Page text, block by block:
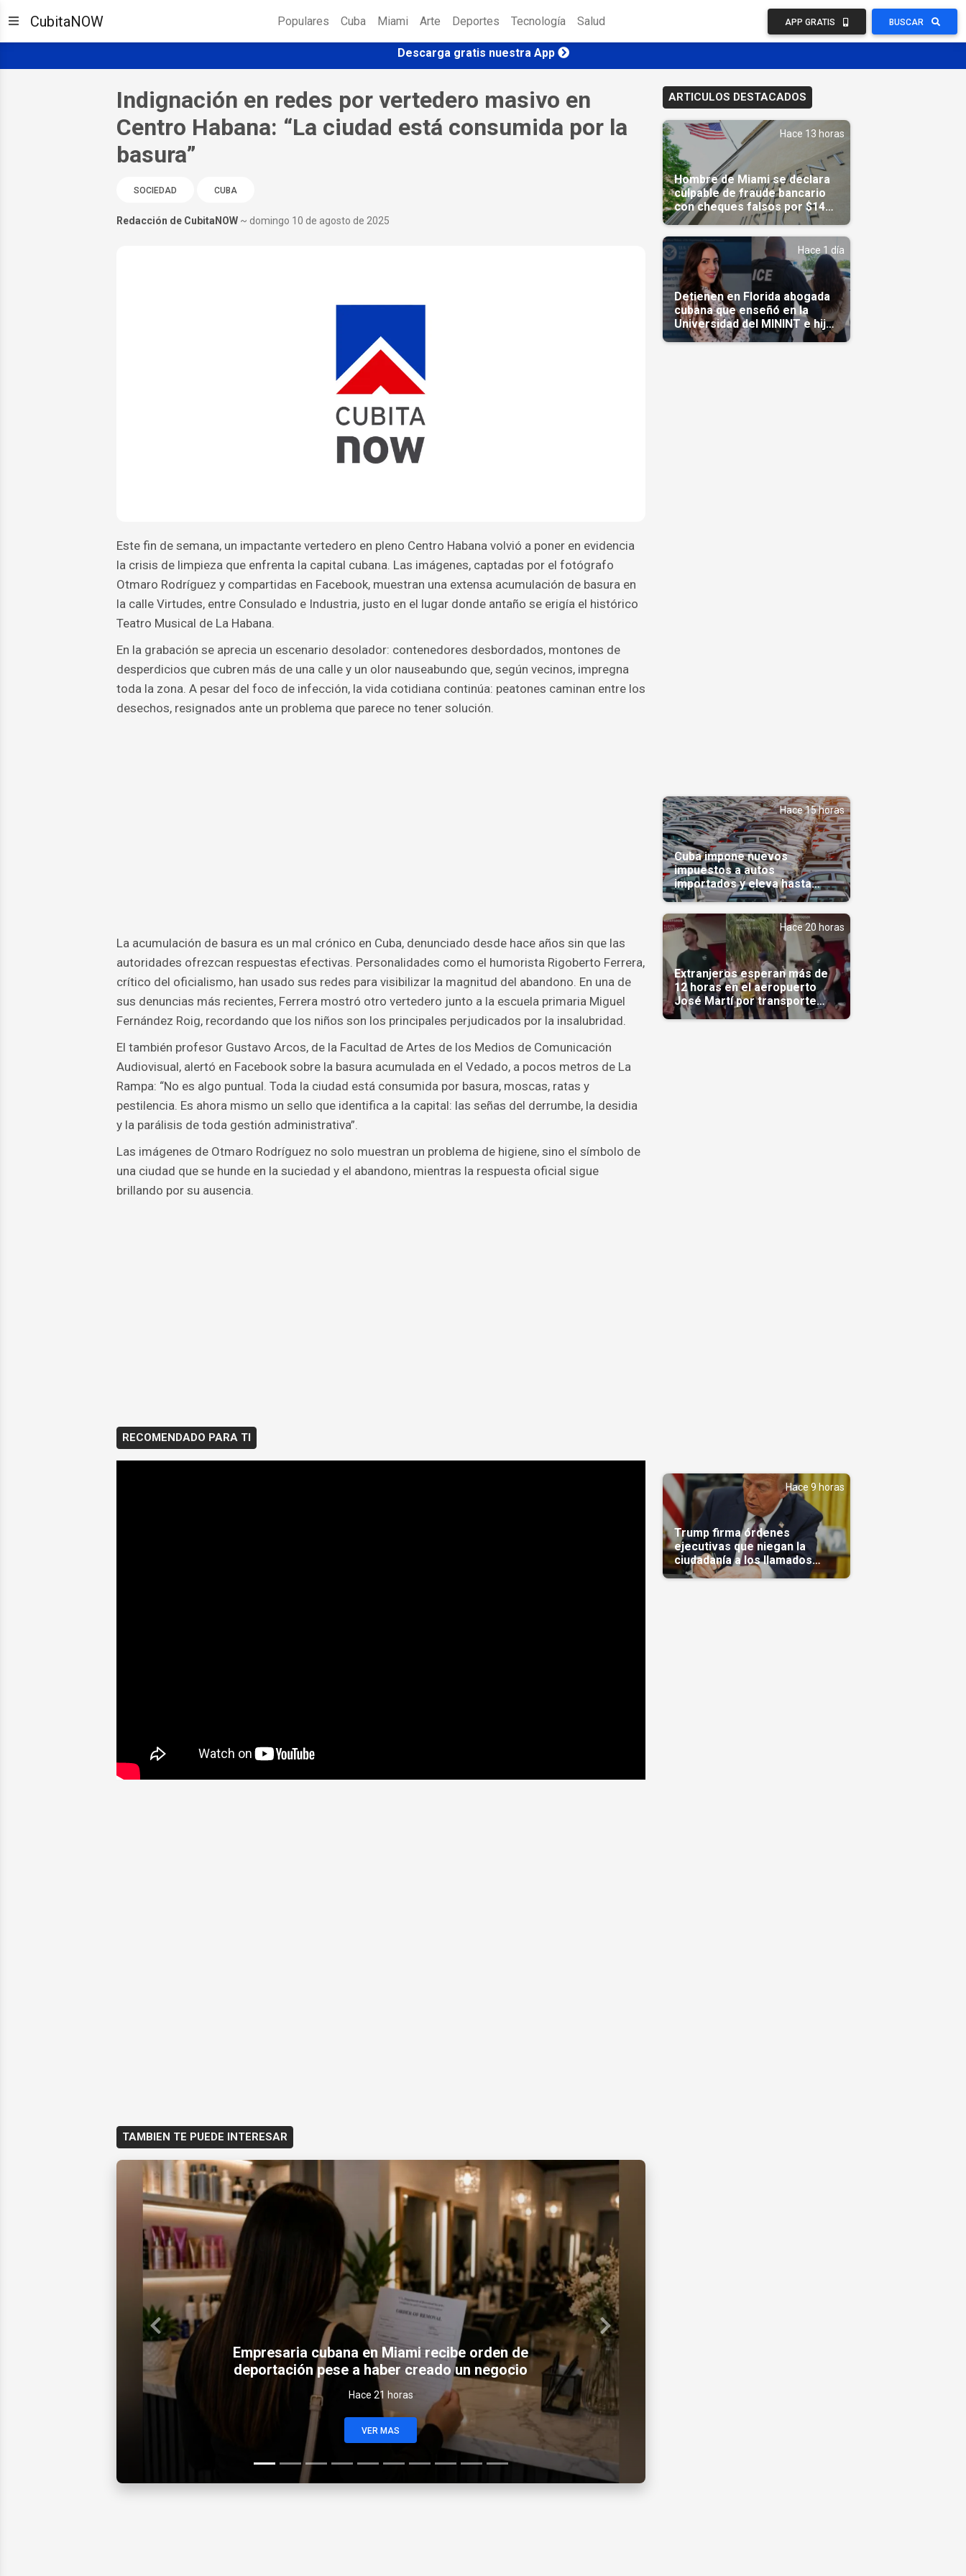
CubitaNOW Populares Cuba Miami Arte Deportes Tecnología Salud APP GRATIS BUSCAR
Descarga gratis nuestra App
Indignación en redes por vertedero masivo en
Centro Habana: “La ciudad está consumida por la
basura”
SOCIEDAD CUBA
Redacción de CubitaNOW ~ domingo 10 de agosto de 2025
Este fin de semana, un impactante vertedero en pleno Centro Habana volvió a poner en evidencia
la crisis de limpieza que enfrenta la capital cubana. Las imágenes, captadas por el fotógrafo
Otmaro Rodríguez y compartidas en Facebook, muestran una extensa acumulación de basura en
la calle Virtudes, entre Consulado e Industria, justo en el lugar donde antaño se erigía el histórico
Teatro Musical de La Habana.
En la grabación se aprecia un escenario desolador: contenedores desbordados, montones de
desperdicios que cubren más de una calle y un olor nauseabundo que, según vecinos, impregna
toda la zona. A pesar del foco de infección, la vida cotidiana continúa: peatones caminan entre los
desechos, resignados ante un problema que parece no tener solución.
La acumulación de basura es un mal crónico en Cuba, denunciado desde hace años sin que las
autoridades ofrezcan respuestas efectivas. Personalidades como el humorista Rigoberto Ferrera,
crítico del oficialismo, han usado sus redes para visibilizar la magnitud del abandono. En una de
sus denuncias más recientes, Ferrera mostró otro vertedero junto a la escuela primaria Miguel
Fernández Roig, recordando que los niños son los principales perjudicados por la insalubridad.
El también profesor Gustavo Arcos, de la Facultad de Artes de los Medios de Comunicación
Audiovisual, alertó en Facebook sobre la basura acumulada en el Vedado, a pocos metros de La
Rampa: “No es algo puntual. Toda la ciudad está consumida por basura, moscas, ratas y
pestilencia. Es ahora mismo un sello que identifica a la capital: las señas del derrumbe, la desidia
y la parálisis de toda gestión administrativa”.
Las imágenes de Otmaro Rodríguez no solo muestran un problema de higiene, sino el símbolo de
una ciudad que se hunde en la suciedad y el abandono, mientras la respuesta oficial sigue
brillando por su ausencia.
RECOMENDADO PARA TI
TAMBIEN TE PUEDE INTERESAR
American Airlines incluye dos maletas de 50 libras en el
precio del boleto para viajar a Cuba en agosto
Hace 1 día
VER MAS
Previous Next
ARTICULOS DESTACADOS
Hace 13 horas
Hombre de Miami se declara
culpable de fraude bancario
con cheques falsos por $14
millones
Hace 1 día
Detienen en Florida abogada
cubana que enseñó en la
Universidad del MININT e hija
de diplomático cubano
Hace 15 horas
Cuba impone nuevos
impuestos a autos
importados y eleva hasta
5.000 dólares el gravamen
para vehículos de alta gama
Hace 20 horas
Extranjeros esperan más de
12 horas en el aeropuerto
José Martí por transporte
reservado semanas
Hace 9 horas
Trump firma órdenes
ejecutivas que niegan la
ciudadanía a los llamados
'turistas de nacimiento'